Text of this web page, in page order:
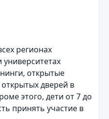
регионах
открытые
дверей в
этого, дети от 7 до
принять участие в